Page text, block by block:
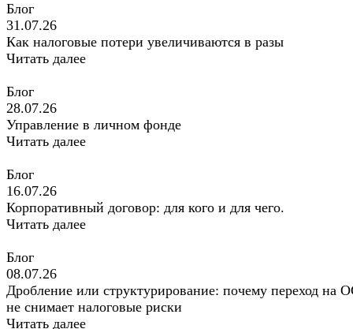
Блог
31.07.26
Как налоговые потери увеличиваются в разы
Читать далее
Блог
28.07.26
Управление в личном фонде
Читать далее
Блог
16.07.26
Корпоративный договор: для кого и для чего.
Читать далее
Блог
08.07.26
Дробление или структурирование: почему переход на
не снимает налоговые риски
Читать далее